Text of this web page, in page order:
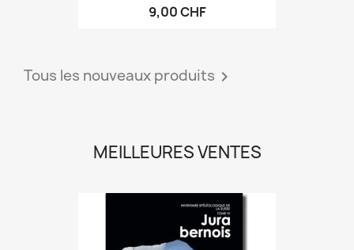
9,00 CHF
Tous les nouveaux produits 
MEILLEURES VENTES